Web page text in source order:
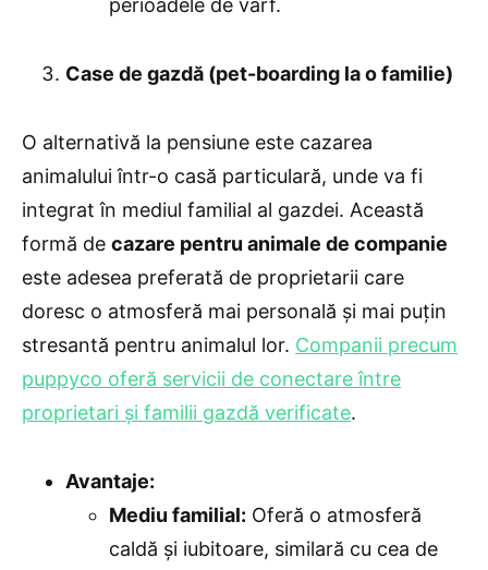
perioadele de vârf.
Case de gazdă (pet-boarding la o familie)
O alternativă la pensiune este cazarea
animalului într-o casă particulară, unde va fi
integrat în mediul familial al gazdei. Această
formă de cazare pentru animale de companie
este adesea preferată de proprietarii care
doresc o atmosferă mai personală și mai puțin
stresantă pentru animalul lor. Companii precum
puppyco oferă servicii de conectare între
proprietari și familii gazdă verificate.
Avantaje:
Mediu familial: Oferă o atmosferă
caldă și iubitoare, similară cu cea de